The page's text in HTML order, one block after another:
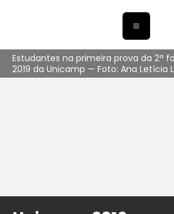
Estudantes na primeira prova da 2ª
2019 da Unicamp — Foto: Ana Letícia